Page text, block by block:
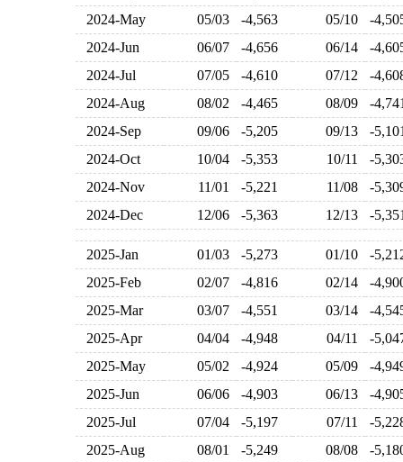
2024-May
05/03 -4,563 05/10
-
2024-Jun
06/07 -4,656 06/14
-
2024-Jul
07/05 -4,610 07/12
-
2024-Aug
08/02 -4,465 08/09
-
2024-Sep
09/06 -5,205 09/13
-
2024-Oct
10/04 -5,353 10/11
-
2024-Nov
11/01 -5,221 11/08
-
2024-Dec
12/06 -5,363 12/13 -
2025-Jan 01/03 -5,273 01/10
-
2025-Feb
02/07 -4,816 02/14
-
2025-Mar
03/07 -4,551 03/14
-
2025-Apr
04/04 -4,948 04/11
-
2025-May
05/02 -4,924 05/09
-
2025-Jun
06/06 -4,903 06/13
-
2025-Jul
07/04 -5,197 07/11
-
2025-Aug
08/01 -5,249 08/08
-